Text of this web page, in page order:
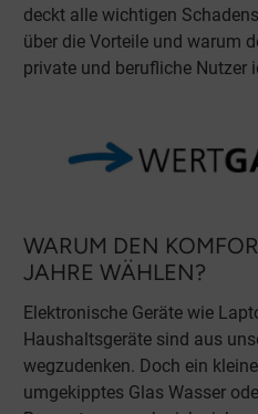
deckt alle wichtigen
über die Vorteile und warum
private und berufliche Nutzer
WARUM DEN
JAHRE WÄHLEN?
Elektronische Geräte wie
Haushaltsgeräte sind aus
wegzudenken. Doch ein
umgekipptes Glas Wasser